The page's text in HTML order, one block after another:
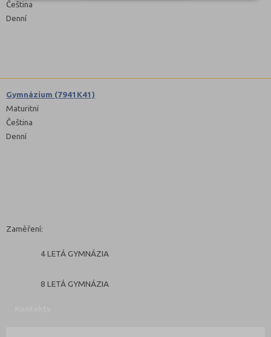
Čeština
Denní
Gymnázium (7941K41)
Maturitní
Čeština
Denní
Zaměření:
4 LETÁ GYMNÁZIA
8 LETÁ GYMNÁZIA